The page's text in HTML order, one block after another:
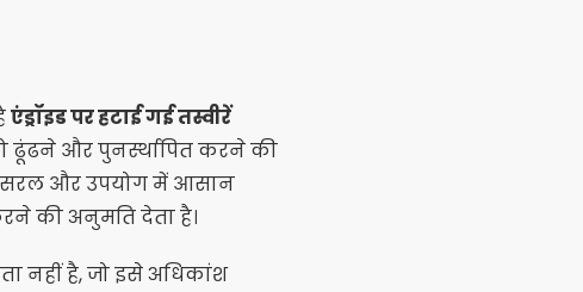
एंड्रॉइड पर हटाई गई तस्वीरें
ढूंढने और पुनर्स्थापित करने की
सरल और उपयोग में आसान
की अनुमति देता है।
नहीं है, जो इसे अधिकांश